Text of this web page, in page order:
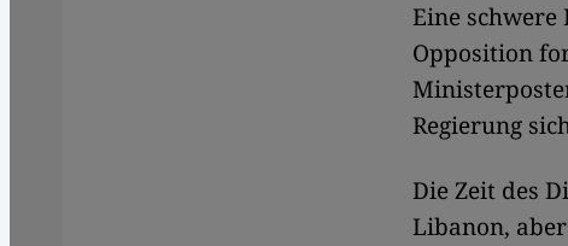
Eine
Opposition
Regierung
Die Zeit des
Libanon,